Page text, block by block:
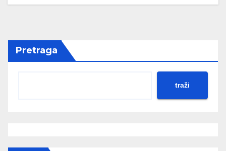
Pretraga
traži